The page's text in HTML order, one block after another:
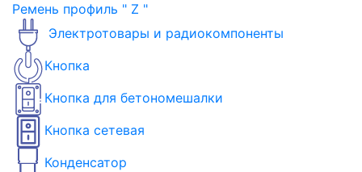
Ремень профиль " Z "
Электротовары и радиокомпоненты
Кнопка
Кнопка для бетономешалки
Кнопка сетевая
Конденсатор